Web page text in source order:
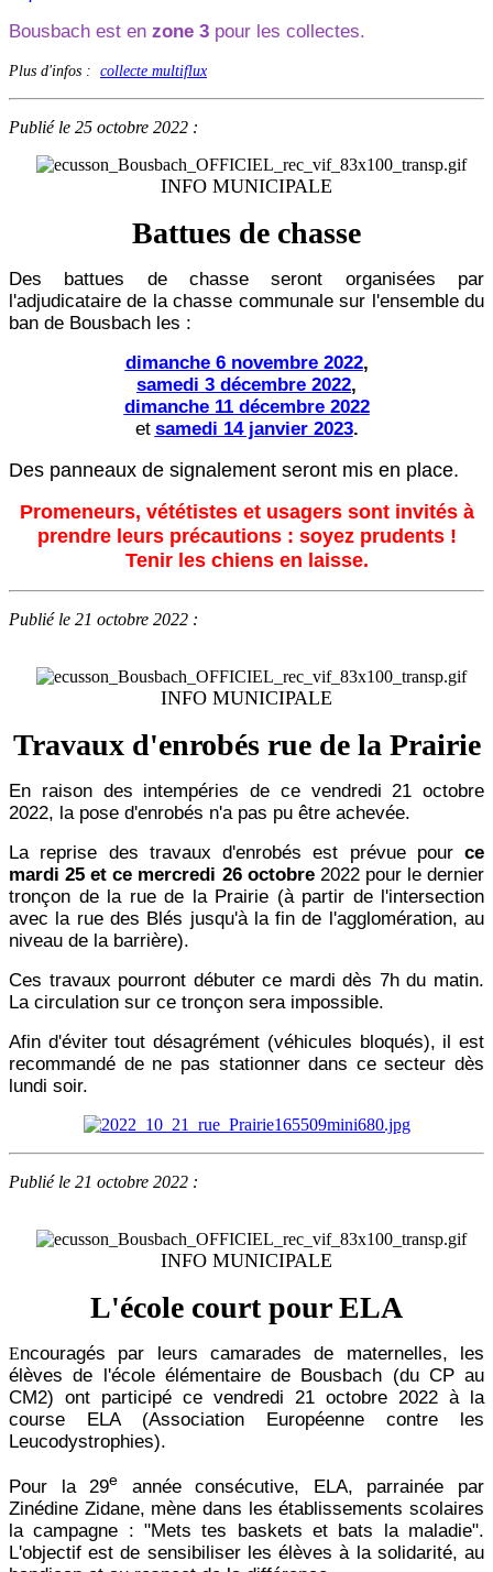
Bousbach est en zone 3 pour les collectes.
Plus d'infos : collecte multiflux
Publié le 25 octobre 2022 :
INFO MUNICIPALE
Battues de chasse
Des battues de chasse seront organisées par
l'adjudicataire de la chasse communale sur l'ensemble du
ban de Bousbach les :
dimanche 6 novembre 2022,
samedi 3 décembre 2022,
dimanche 11 décembre 2022
et samedi 14 janvier 2023.
Des panneaux de signalement seront mis en place.
Promeneurs, vététistes et usagers sont invités à
prendre leurs précautions : soyez prudents !
Tenir les chiens en laisse.
Publié le 21 octobre 2022 :
INFO MUNICIPALE
Travaux d'enrobés rue de la Prairie
En raison des intempéries de ce vendredi 21 octobre
2022, la pose d'enrobés n'a pas pu être achevée.
La reprise des travaux d'enrobés est prévue pour ce
mardi 25 et ce mercredi 26 octobre2022 pour le dernier
tronçon de la rue de la Prairie (à partir de l'intersection
avec la rue des Blés jusqu'à la fin de l'agglomération, au
niveau de la barrière).
Ces travaux pourront débuter ce mardi dès 7h du matin.
La circulation sur ce tronçon sera impossible.
Afin d'éviter tout désagrément (véhicules bloqués), il est
recommandé de ne pas stationner dans ce secteur dès
lundi soir.
Publié le 21 octobre 2022 :
INFO MUNICIPALE
L'école court pour ELA
Encouragés par leurs camarades de maternelles, les
élèves de l'école élémentaire de Bousbach (du CP au
CM2) ont participé ce vendredi 21 octobre 2022 à la
course ELA (Association Européenne contre les
Leucodystrophies).
Pour la 29e
année consécutive, ELA, parrainée par
Zinédine Zidane, mène dans les établissements scolaires
la campagne : "Mets tes baskets et bats la maladie".
L'objectif est de sensibiliser les élèves à la solidarité, au